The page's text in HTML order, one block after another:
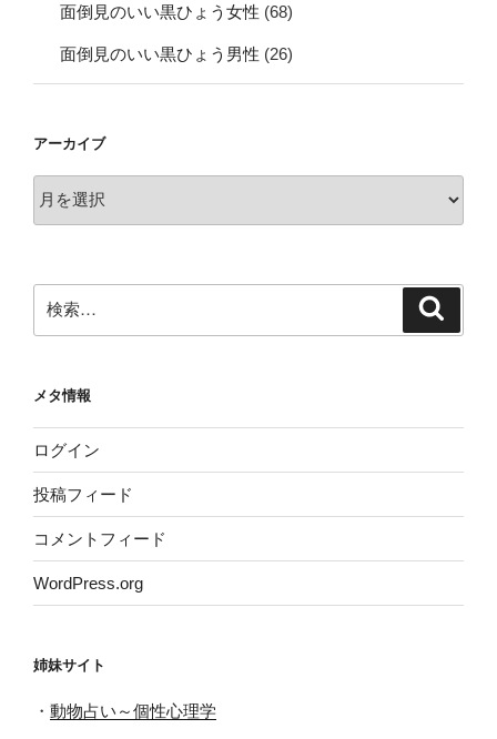
面倒見のいい黒ひょう女性 (68)
面倒見のいい黒ひょう男性 (26)
アーカイブ
ー
索:
メタ情報
ログイン
投稿フィード
コメントフィード
WordPress.org
姉妹サイト
・ 動物占い～個性心理学